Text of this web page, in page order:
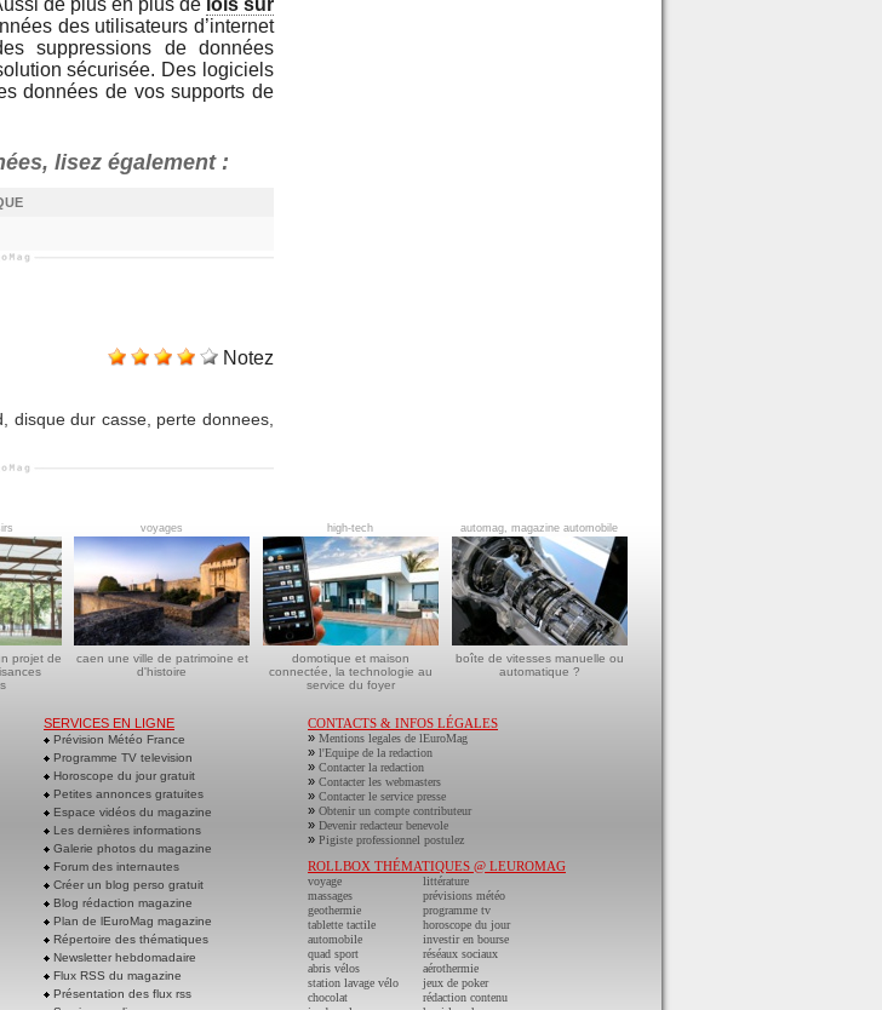
de plus en plus de lois sur
des utilisateurs d’internet
suppressions de données
sécurisée. Des logiciels
données de vos supports de
lisez également :
Notez
disque dur casse, perte donnees
projet de
voyages
caen une ville de patrimoine et
d'histoire
high-tech
domotique et maison
connectée, la technologie au
service du foyer
automag, magazine automobile
boîte de vitesses manuelle ou
automatique ?
SERVICES EN LIGNE
Prévision Météo France
Programme TV television
Horoscope du jour gratuit
Petites annonces gratuites
Espace vidéos du magazine
Les dernières informations
Galerie photos du magazine
Forum des internautes
Créer un blog perso gratuit
Blog rédaction magazine
Plan de lEuroMag magazine
Répertoire des thématiques
Newsletter hebdomadaire
Flux RSS du magazine
Présentation des flux rss
CONTACTS & INFOS LÉGALES
» Mentions legales de lEuroMag
» l'Equipe de la redaction
» Contacter la redaction
» Contacter les webmasters
» Contacter le service presse
» Obtenir un compte contributeur
» Devenir redacteur benevole
» Pigiste professionnel postulez
ROLLBOX THÉMATIQUES @ LEUROMAG
voyage
massages
geothermie
tablette tactile
automobile
quad sport
abris vélos
station lavage vélo
chocolat
littérature
prévisions météo
programme tv
horoscope du jour
investir en bourse
réséaux sociaux
aérothermie
jeux de poker
rédaction contenu